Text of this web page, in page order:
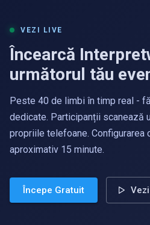
VEZI LIVE
Încearcă
următorul tău
Peste 40 de limbi în timp real -
dedicate. Participanții scanează
propriile telefoane. Configurarea
aproximativ 15 minute.
Începe Gratuit